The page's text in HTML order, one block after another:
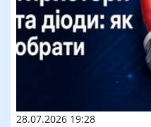
28.07.2026 19:28